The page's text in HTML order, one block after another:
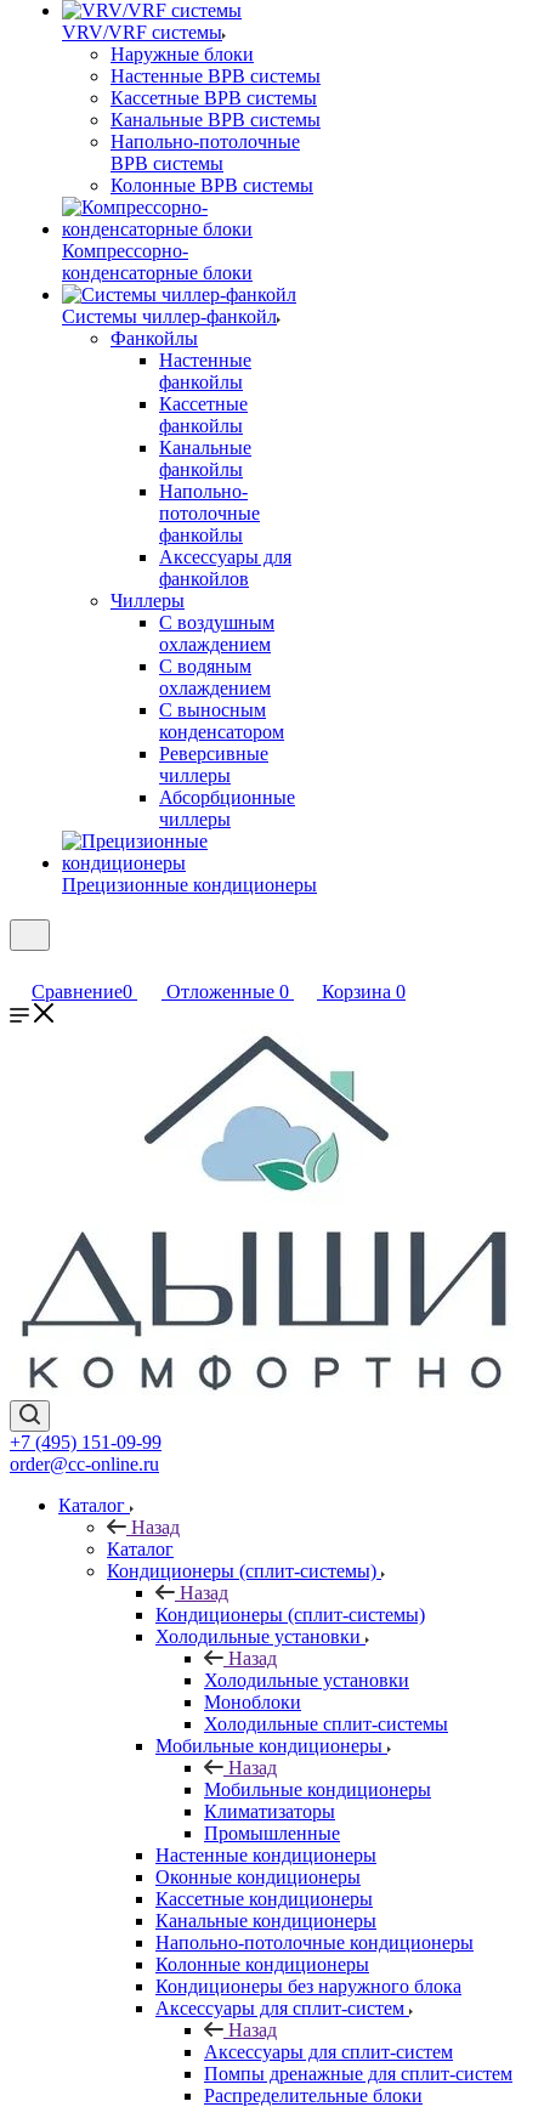
VRV/VRF системы
Наружные блоки
Настенные ВРВ системы
Кассетные ВРВ системы
Канальные ВРВ системы
Напольно-потолочные
ВРВ системы
Колонные ВРВ системы
Компрессорно-
конденсаторные блоки
Системы чиллер-фанкойл
Фанкойлы
Настенные
фанкойлы
Кассетные
фанкойлы
Канальные
фанкойлы
Напольно-
потолочные
фанкойлы
Аксессуары для
фанкойлов
Чиллеры
С воздушным
охлаждением
С водяным
охлаждением
С выносным
конденсатором
Реверсивные
чиллеры
Абсорбционные
чиллеры
Прецизионные кондиционеры
Сравнение0 Отложенные 0 Корзина 0
+7 (495) 151-09-99
order@cc-online.ru
Каталог
Назад
Каталог
Кондиционеры (сплит-системы)
Назад
Кондиционеры (сплит-системы)
Холодильные установки
Назад
Холодильные установки
Моноблоки
Холодильные сплит-системы
Мобильные кондиционеры
Назад
Мобильные кондиционеры
Климатизаторы
Промышленные
Настенные кондиционеры
Оконные кондиционеры
Кассетные кондиционеры
Канальные кондиционеры
Напольно-потолочные кондиционеры
Колонные кондиционеры
Кондиционеры без наружного блока
Аксессуары для сплит-систем
Назад
Аксессуары для сплит-систем
Помпы дренажные для сплит-систем
Распределительные блоки